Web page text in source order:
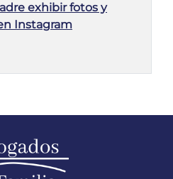
exhibir fotos y
Instagram